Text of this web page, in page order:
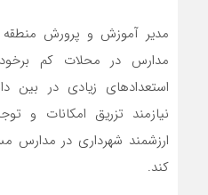
مدیر آموزش و پرورش منطقه
مدارس در محلات کم
استعدادهای زیادی در بین
نیازمند تزریق امکانات و
ارزشمند شهرداری در مدارس
کند.